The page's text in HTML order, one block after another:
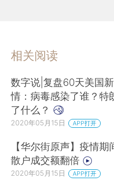
相关阅读
数字说|复盘60天美国
情：病毒感染了谁？特
了什么？
2020年05月15日 APP打开
【华尔街原声】疫情期
散户成交额翻倍
2020年05月15日 APP打开